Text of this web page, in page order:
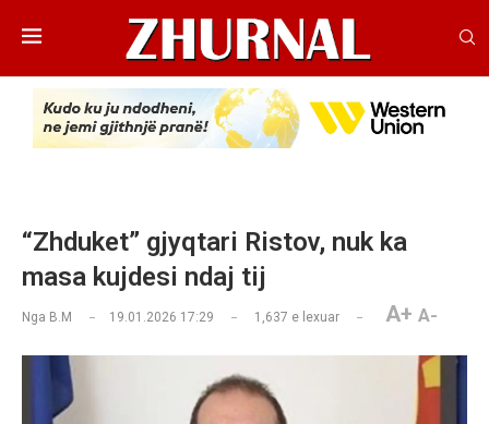
“Zhduket” gjyqtari Ristov, nuk ka
masa kujdesi ndaj tij
Nga B.M 19.01.2026 17:29 1,637 e lexuar A+ A-